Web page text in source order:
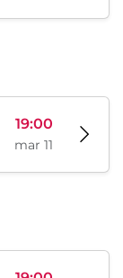
19:00
mar 11